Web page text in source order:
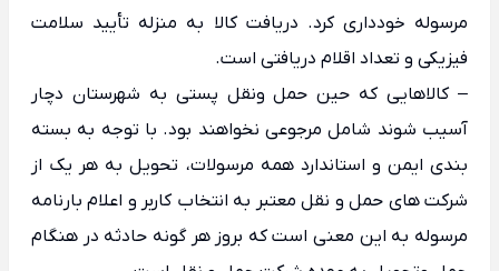
مرسوله خودداری کرد. دریافت کالا به منزله تأیید سلامت
فیزیکی و تعداد اقلام دریافتی است.
– کالاهایی که حین حمل ونقل پستی به شهرستان دچار
آسیب شوند شامل مرجوعی نخواهند بود. با توجه به بسته
بندی ایمن و استاندارد همه مرسولات، تحویل به هر یک از
شرکت های حمل و نقل معتبر به انتخاب کاربر و اعلام بارنامه
مرسوله به این معنی است که بروز هر گونه حادثه در هنگام